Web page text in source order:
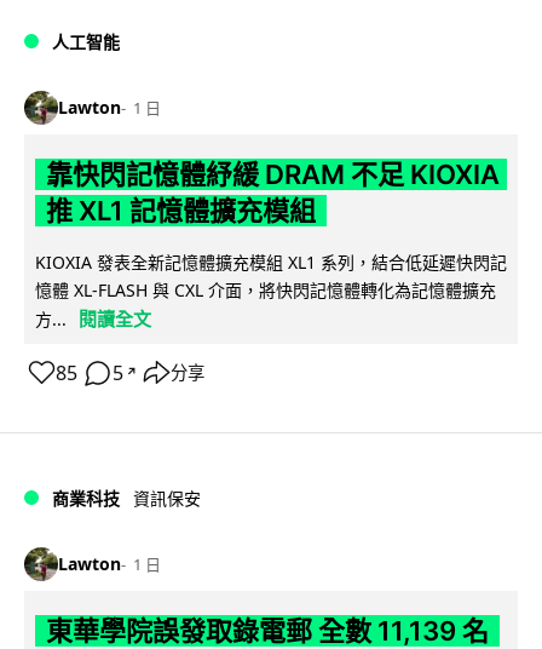
人工智能
Lawton 1 日
靠快閃記憶體紓緩 DRAM 不足 KIOXIA
推 XL1 記憶體擴充模組
KIOXIA 發表全新記憶體擴充模組 XL1 系列，結合低延遲快閃記
憶體 XL-FLASH 與 CXL 介面，將快閃記憶體轉化為記憶體擴充
方...
閱讀全文
85 5 ↗ 分享
商業科技 資訊保安
Lawton 1 日
東華學院誤發取錄電郵 全數 11,139 名